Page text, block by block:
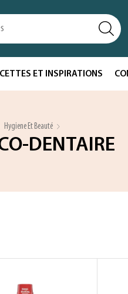
ET INSPIRATIONS
Hygiene Et Beauté
DENTAIRE